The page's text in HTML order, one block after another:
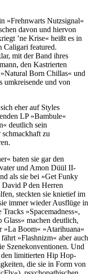
»Frehnwarts Nutzsignal«
davon und hiervon
’ne Krise« heißt es in
Caligari featured.
mit der Band ihres
den Kastrierten
Born Chillas« und
umkreisende und von
eher auf Styles
LP »Bambule«
deutlich sein
zu
baten sie gar den
und Amon Düül II-
als sie bei »Get Funky
P den Herren
steckten sie knietief im
immer wieder Ausflüge in
»Spacemadness«,
Glass« machen deutlich,
»La Boom« »Atarihuana«
»Flashnizm« aber auch
Szenekonventionen. Und
limitierten Hip Hop-
die sie in Form von